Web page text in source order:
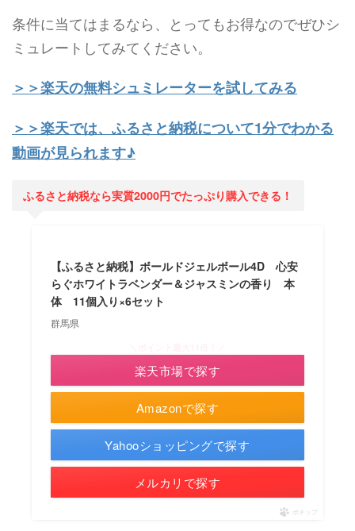
条件に当てはまるなら、とってもお得なのでぜひシ
ミュレートしてみてください。
＞＞楽天の無料シュミレーターを試してみる
＞＞楽天では、ふるさと納税について1分でわかる
動画が見られます♪
ふるさと納税なら実質2000円でたっぷり購入できる！
【ふるさと納税】ボールドジェルボール4D 心安
らぐホワイトラベンダー＆ジャスミンの香り 本
体 11個入り×6セット
群馬県
Amazonで探す
楽天市場で探す
Yahooショッピングで探す
メルカリで探す
ポチップ